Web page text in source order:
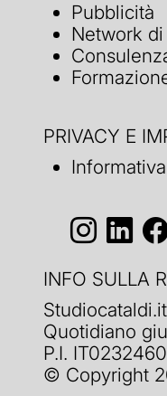
Pubblicità
Network
PRIVACY E
INFO SULLA
Studiocataldi.it
Quotidiano
P.I.
© Copyright